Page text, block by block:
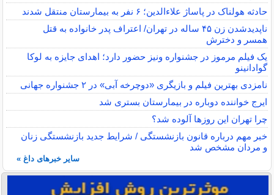
حادثه هولناک در پاساژ علاءالدین؛ ۶ نفر به بیمارستان منتقل شدند
ناپدیدشدن زن ۴۵ ساله در تهران/ اعتراف پدر خانواده به قتل
همسر و دخترش
یک فیلم مرموز در جشنواره ونیز حضور دارد؛ اهدای جایزه به لوکا
گوادانینو
نامزدی بهترین فیلم و بازیگری «دوچرخه آبی» در ۲ جشنواره جهانی
ایرج خواننده دوباره در بیمارستان بستری شد
چرا تهران این روزها آلوده شد؟
خبر مهم درباره قانون بازنشستگی / شرایط جدید بازنشستگی زنان
و مردان مشخص شد
سایر خبرهای داغ »